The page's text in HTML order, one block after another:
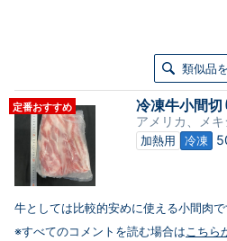
類似品
定番おすすめ 冷凍牛小間切
アメリカ、メ
加熱用 冷凍
牛としては比較的安めに使える小間肉
※すべてのコメントを読む場合はこちら